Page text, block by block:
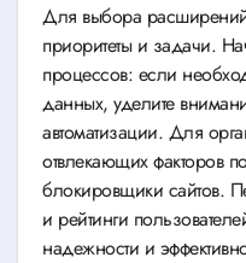
Для выбора
приоритеты и задачи.
процессов: если
данных, уделите
автоматизации. Для
отвлекающих факторов
блокировщики сайтов.
и рейтинги
надежности и